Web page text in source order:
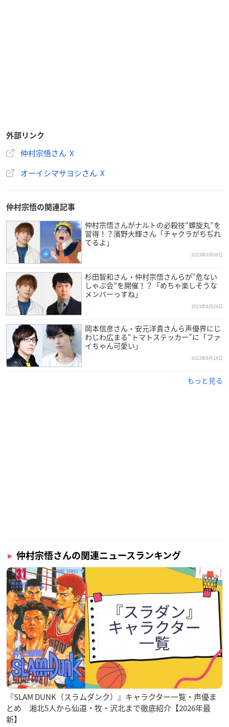
外部リンク
仲村宗悟さん X
オーイシマサヨシさん X
仲村宗悟の関連記事
仲村宗悟さんがナルトの必殺技“螺旋丸”を
習得！？濱野大輝さん「チャクラがちぢれ
てるよ」
2023年9月06日
杉田智和さん・仲村宗悟さんらが“危ない
しゃぶ会”を開催！？「めちゃ楽しそうな
メンバーっすね」
2023年8月29日
岡本信彦さん・安元洋貴さんら声優界にじ
わじわ広まる“トマトステッカー”に「ファ
イちゃん可愛い」
2023年8月18日
もっと見る
仲村宗悟さんの関連ニュースランキング
『SLAM DUNK（スラムダンク）』キャラクター一覧・声優ま
とめ 湘北5人から仙道・牧・沢北まで徹底紹介【2026年最
新】